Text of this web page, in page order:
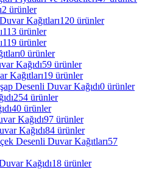
2 ürünler
Kağıtları120 ürünler
113 ürünler
119 ürünler
0 ürünler
Kağıdı59 ürünler
Kağıtları19 ürünler
Desenli Duvar Kağıdı0 ürünler
254 ürünler
40 ürünler
Kağıdı97 ürünler
Kağıdı84 ürünler
Desenli Duvar Kağıtları57
Kağıdı18 ürünler